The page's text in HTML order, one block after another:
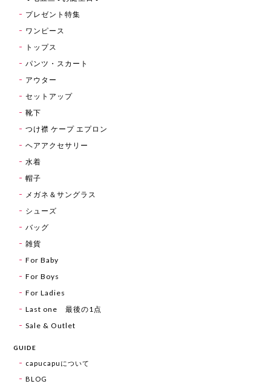
プレゼント特集
ワンピース
トップス
パンツ・スカート
アウター
セットアップ
靴下
つけ襟 ケープ エプロン
ヘアアクセサリー
水着
帽子
メガネ＆サングラス
シューズ
バッグ
雑貨
For Baby
For Boys
For Ladies
Last one 最後の1点
Sale & Outlet
GUIDE
capucapuについて
BLOG